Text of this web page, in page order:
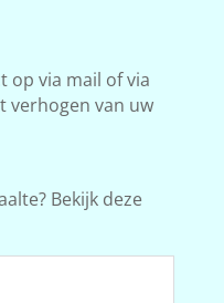
op via mail of via
verhogen van uw
Bekijk deze